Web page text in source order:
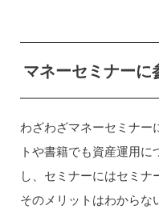
マネーセミナーに
わざわざマネーセミナー
トや書籍でも資産運用
し、セミナーにはセミナ
そのメリットはわからな